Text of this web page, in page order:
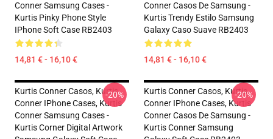
Conner Samsung Cases -
Kurtis Pinky Phone Style
IPhone Soft Case RB2403
14,81 € - 16,10 €
Conner Casos De Samsung -
Kurtis Trendy Estilo Samsung
Galaxy Caso Suave RB2403
14,81 € - 16,10 €
Kurtis Conner Casos, Kurtis
Conner IPhone Cases, Kurtis
Conner Samsung Cases -
Kurtis Corner Digital Artwork
-20%
Kurtis Conner Casos, Kurtis
Conner IPhone Cases, Kurtis
Conner Casos De Samsung -
Kurtis Conner Samsung
-20%